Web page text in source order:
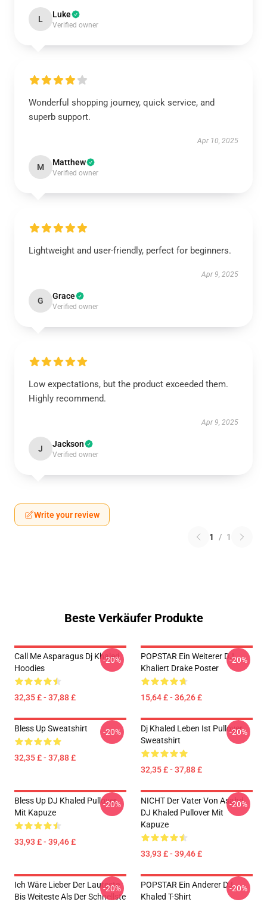
L Luke
Verified owner
Wonderful shopping journey, quick service, and
superb support.
Apr 10, 2025
M Matthew
Verified owner
Lightweight and user-friendly, perfect for beginners.
Apr 9, 2025
G Grace
Verified owner
Low expectations, but the product exceeded them.
Highly recommend.
Apr 9, 2025
J Jackson
Verified owner
Write your review
1 / 1
Beste Verkäufer Produkte
Call Me Asparagus Dj Khaled
Hoodies
32,35 £ - 37,88 £
-20%
POPSTAR Ein Weiterer DJ
Khaliert Drake Poster
15,64 £ - 36,26 £
-20%
Bless Up Sweatshirt
32,35 £ - 37,88 £
-20%
Dj Khaled Leben Ist Pullover
Sweatshirt
32,35 £ - 37,88 £
-20%
Bless Up DJ Khaled Pullover
Mit Kapuze
33,93 £ - 39,46 £
-20%
NICHT Der Vater Von Asahd
DJ Khaled Pullover Mit
Kapuze
33,93 £ - 39,46 £
-20%
Ich Wäre Lieber Der Lauteste
Bis Weiteste Als Der Schnellste
-20%
POPSTAR Ein Anderer DJ
Khaled T-Shirt
-20%